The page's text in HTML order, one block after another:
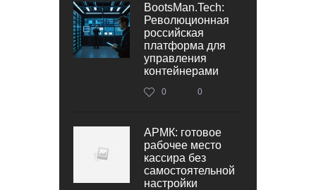
BootsMan.Tech:
Революционная
российская
платформа для
управления
контейнерами
0 0
АРМК: готовое
рабочее место
кассира без
самостоятельной
настройки